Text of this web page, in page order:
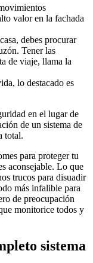
valor en la fachada
debes procurar
Tener las
de viaje, llama la
lo destacado es
en el lugar de
de un sistema de
total.
para proteger tu
aconsejable. Lo que
trucos para disuadir
más infalible para
de preocupación
monitorice todos y
sistema